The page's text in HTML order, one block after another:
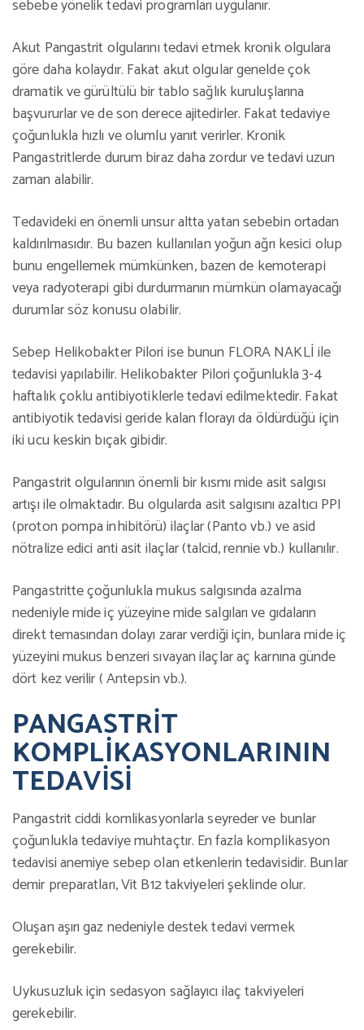
sebebe yönelik tedavi programları uygulanır.
Akut Pangastrit olgularını tedavi etmek kronik olgulara
göre daha kolaydır. Fakat akut olgular genelde çok
dramatik ve gürültülü bir tablo sağlık kuruluşlarına
başvururlar ve de son derece ajitedirler. Fakat tedaviye
çoğunlukla hızlı ve olumlu yanıt verirler. Kronik
Pangastritlerde durum biraz daha zordur ve tedavi uzun
zaman alabilir.
Tedavideki en önemli unsur altta yatan sebebin ortadan
kaldırılmasıdır. Bu bazen kullanılan yoğun ağrı kesici olup
bunu engellemek mümkünken, bazen de kemoterapi
veya radyoterapi gibi durdurmanın mümkün olamayacağı
durumlar söz konusu olabilir.
Sebep Helikobakter Pilori ise bunun FLORA NAKLİ ile
tedavisi yapılabilir. Helikobakter Pilori çoğunlukla 3-4
haftalık çoklu antibiyotiklerle tedavi edilmektedir. Fakat
antibiyotik tedavisi geride kalan florayı da öldürdüğü için
iki ucu keskin bıçak gibidir.
Pangastrit olgularının önemli bir kısmı mide asit salgısı
artışı ile olmaktadır. Bu olgularda asit salgısını azaltıcı PPI
(proton pompa inhibitörü) ilaçlar (Panto vb.) ve asid
nötralize edici anti asit ilaçlar (talcid, rennie vb.) kullanılır.
Pangastritte çoğunlukla mukus salgısında azalma
nedeniyle mide iç yüzeyine mide salgıları ve gıdaların
direkt temasından dolayı zarar verdiği için, bunlara mide iç
yüzeyini mukus benzeri sıvayan ilaçlar aç karnına günde
dört kez verilir ( Antepsin vb.).
PANGASTRİT
KOMPLİKASYONLARININ
TEDAVİSİ
Pangastrit ciddi komlikasyonlarla seyreder ve bunlar
çoğunlukla tedaviye muhtaçtır. En fazla komplikasyon
tedavisi anemiye sebep olan etkenlerin tedavisidir. Bunlar
demir preparatları, Vit B12 takviyeleri şeklinde olur.
Oluşan aşırı gaz nedeniyle destek tedavi vermek
gerekebilir.
Uykusuzluk için sedasyon sağlayıcı ilaç takviyeleri
gerekebilir.